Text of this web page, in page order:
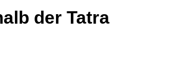
der Tatra